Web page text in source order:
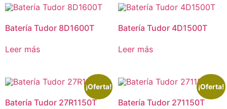
Batería Tudor 8D1600T
Leer más
Batería Tudor 4D1500T
Leer más
¡Oferta!
Batería Tudor 27R1150T
¡Oferta!
Batería Tudor 271150T